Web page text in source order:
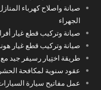
صيانة واصلاح كهرباء
الجهراء
صيانة وتركيب قطع غيار
صيانة وتركيب قطع غيار
طريقة اختِيار رسيفر جيد
عقود سنوية لمكافحة
عمل مفاتيح سيارة